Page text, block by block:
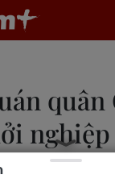
quân
nghiệp